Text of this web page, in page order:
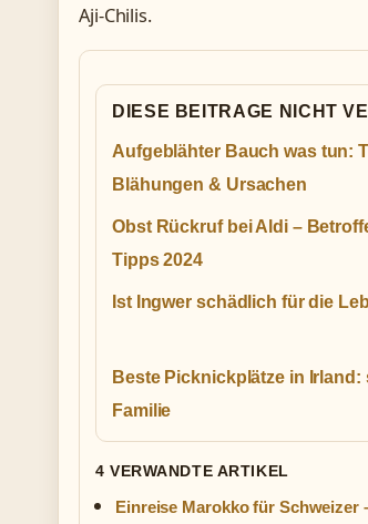
Aji-Chilis.
DIESE BEITRAGE NICHT
Aufgeblähter Bauch was tun:
Blähungen & Ursachen
Obst Rückruf bei Aldi –
Tipps 2024
Ist Ingwer schädlich für die
Beste Picknickplätze in
Familie
4 VERWANDTE ARTIKEL
Einreise Marokko für Schweizer